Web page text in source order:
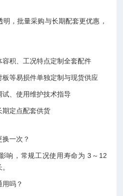
，批量采购与长期配套更优惠，
积、工况特点定制全套配件
等易损件单独定制与现货供应
、使用维护技术指导
期定点配套供货
一次？
响，常规工况使用寿命为 3～12
吗？